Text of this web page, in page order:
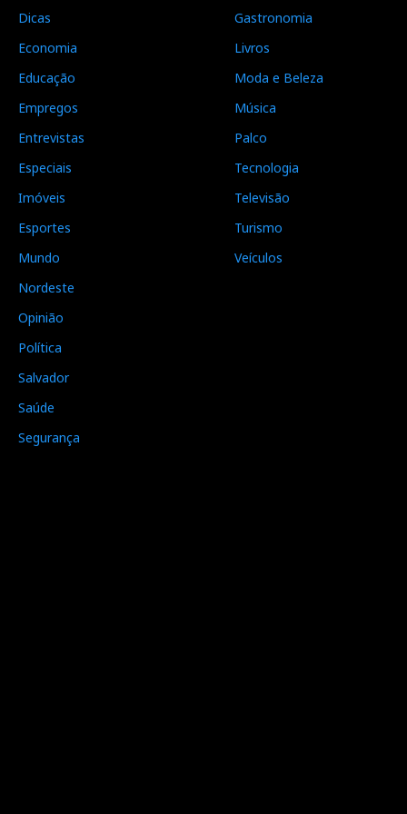
Dicas
Economia
Educação
Empregos
Entrevistas
Especiais
Imóveis
Esportes
Mundo
Nordeste
Opinião
Política
Salvador
Saúde
Segurança
Gastronomia
Livros
Moda e Beleza
Música
Palco
Tecnologia
Televisão
Turismo
Veículos